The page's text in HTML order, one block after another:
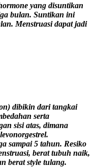
yang disuntikan
bulan. Suntikan ini
Menstruasi dapat jadi
dibikin dari tangkai
serta
sisi atas, dimana
sampai 5 tahun. Resiko
berat tubuh naik,
berat style tulang.